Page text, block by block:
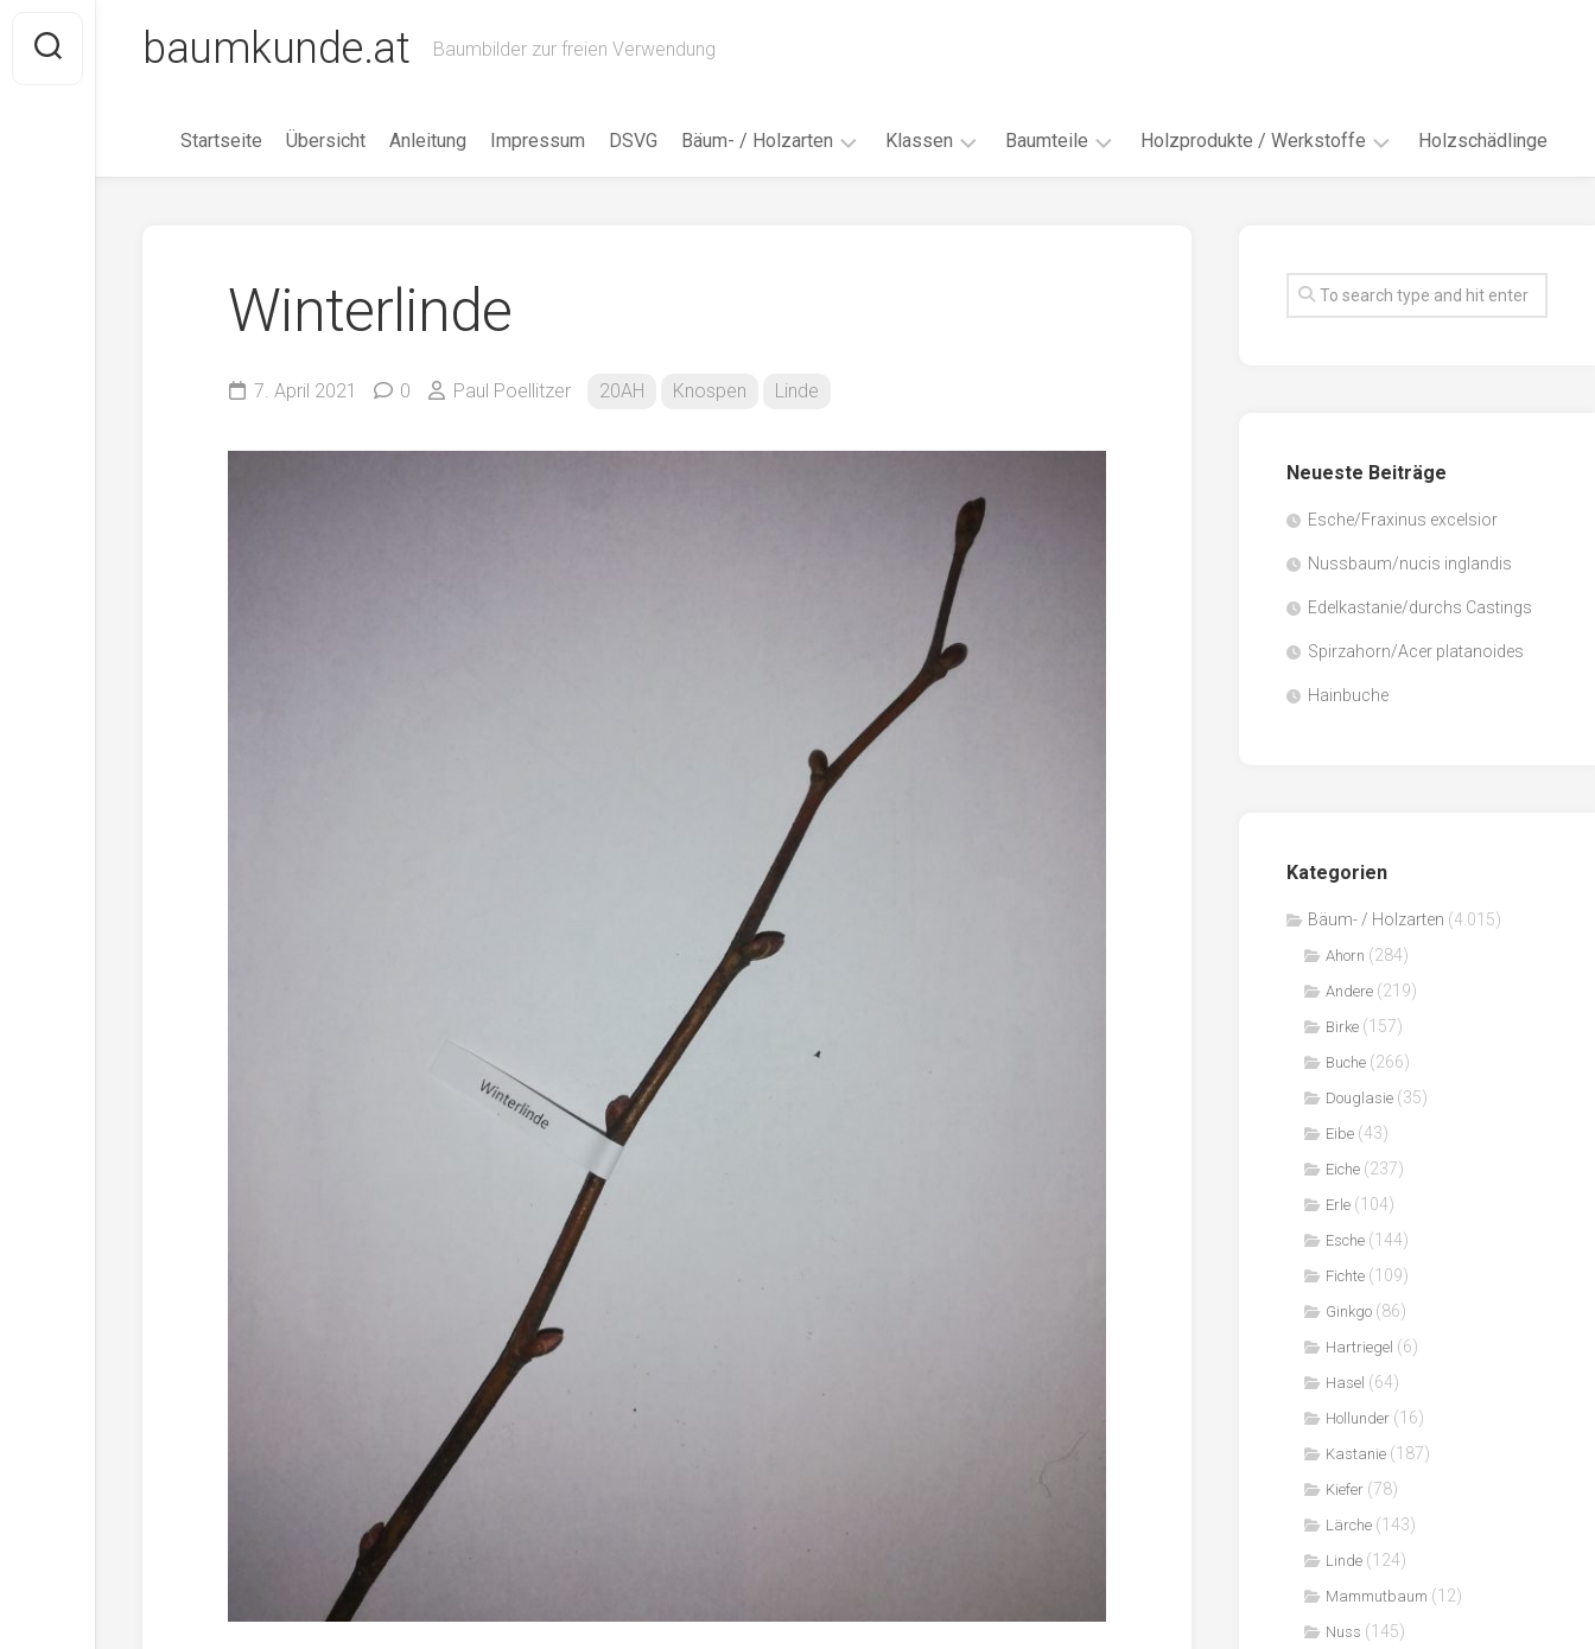
content
baumkunde.at Baumbilder zur freien Verwendung
Startseite Übersicht Anleitung Impressum DSVG Bäum- / Holzarten
Eibe
Lärche
Linde
Mammutbaum
Nuss
Klassen
18AH
19AH
19BH
20AF
20AH
Baumteile Holzprodukte / Werkstoffe
Faserwerkstoffe
Sägenebenprodukte
Holzschädlinge
Winterlinde
7. April 2021 0 Paul Poellitzer 20AH Knospen Linde
Neueste Beiträge
Esche/Fraxinus excelsior
Nussbaum/nucis inglandis
Edelkastanie/durchs Castings
Spirzahorn/Acer platanoides
Hainbuche
Kategorien
Bäum- / Holzarten (4.015)
Ahorn (284)
Andere (219)
Birke (157)
Buche (266)
Douglasie (35)
Eibe (43)
Eiche (237)
Erle (104)
Esche (144)
Fichte (109)
Ginkgo (86)
Hartriegel (6)
Hasel (64)
Hollunder (16)
Kastanie (187)
Kiefer (78)
Lärche (143)
Linde (124)
Mammutbaum (12)
Nuss (145)